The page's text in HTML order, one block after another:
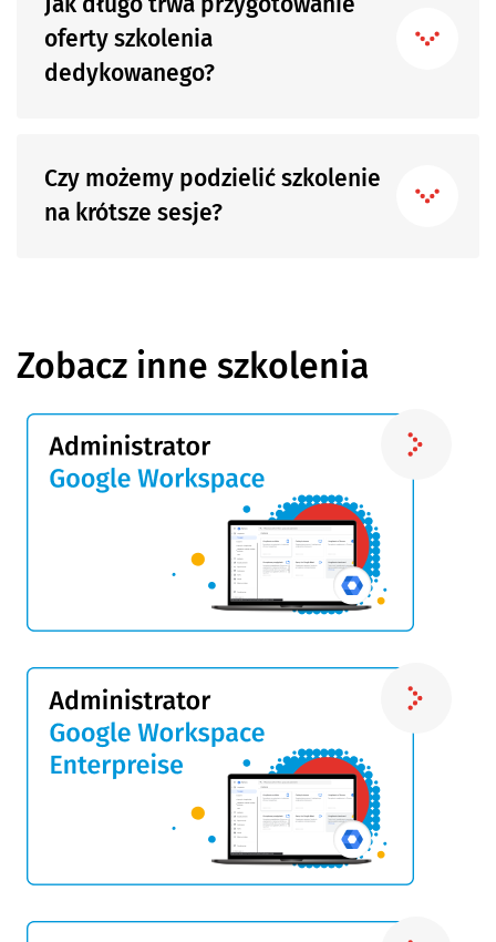
oferty szkolenia
dedykowanego?
Czy możemy podzielić szkolenie
na krótsze sesje?
Zobacz inne szkolenia